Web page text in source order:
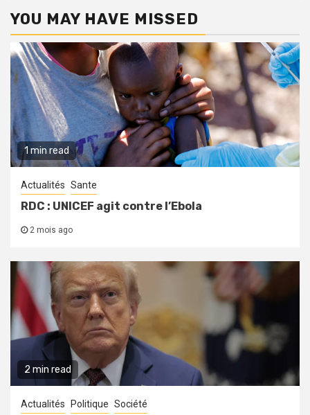
YOU MAY HAVE MISSED
1 min read
Actualités Sante
RDC : UNICEF agit contre l’Ebola
2 mois ago
2 min read
Actualités Politique Société